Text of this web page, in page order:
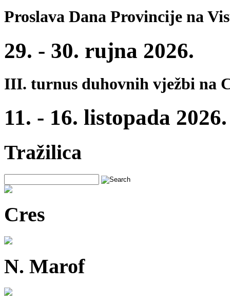
Proslava Dana Provincije na
29. - 30. rujna 2026.
III. turnus duhovnih vježbi na
11. - 16. listopada 2026.
Tražilica
Cres
N. Marof